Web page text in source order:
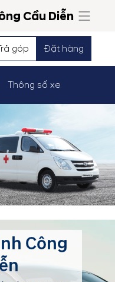
Cầu Diễn
góp Đặt hàng
Thông số xe
Công